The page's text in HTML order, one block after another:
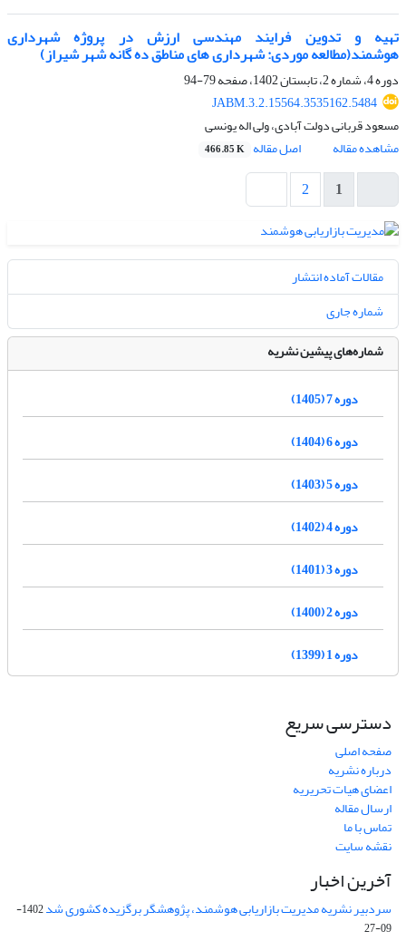
تهیه و تدوین فرایند مهندسی ارزش در پروژه شهرداری‌
هوشمند(مطالعه موردی: شهرداری های مناطق ده گانه شهر شیراز)
دوره 4، شماره 2، تابستان 1402، صفحه
79-94
JABM.3.2.15564.3535162.5484
مسعود قربانی دولت آبادی، ولی اله یونسی
مشاهده مقاله
اصل مقاله 466.85 K
1
2
مقالات آماده انتشار
شماره جاری
شماره‌های پیشین نشریه
دوره 7 (1405)
دوره 6 (1404)
دوره 5 (1403)
دوره 4 (1402)
دوره 3 (1401)
دوره 2 (1400)
دوره 1 (1399)
دسترسی سریع
صفحه اصلی
درباره نشریه
اعضای هیات تحریریه
ارسال مقاله
تماس با ما
نقشه سایت
آخرین اخبار
سردبیر نشریه مدیریت بازاریابی هوشمند، پژوهشگر برگزیده کشوری شد
1402-
09-27